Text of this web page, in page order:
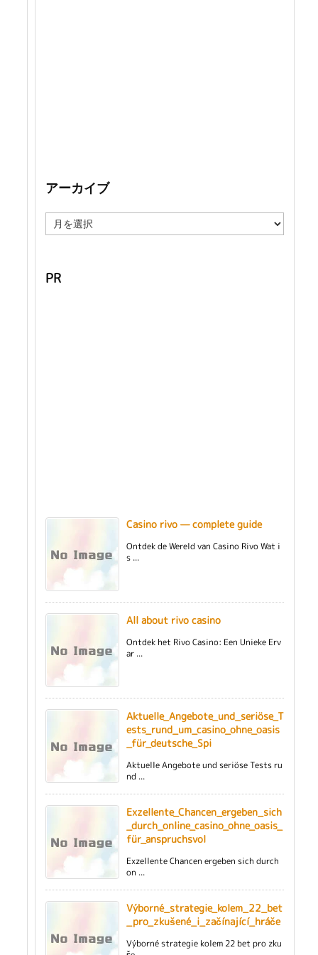
アーカイブ
ー
ブ
PR
Casino rivo — complete guide
Ontdek de Wereld van Casino Rivo Wat i
s ...
All about rivo casino
Ontdek het Rivo Casino: Een Unieke Erv
ar ...
Aktuelle_Angebote_und_seriöse_T
ests_rund_um_casino_ohne_oasis
_für_deutsche_Spi
Aktuelle Angebote und seriöse Tests ru
nd ...
Exzellente_Chancen_ergeben_sich
_durch_online_casino_ohne_oasis_
für_anspruchsvol
Exzellente Chancen ergeben sich durch
on ...
Výborné_strategie_kolem_22_bet
_pro_zkušené_i_začínající_hráče
Výborné strategie kolem 22 bet pro zku